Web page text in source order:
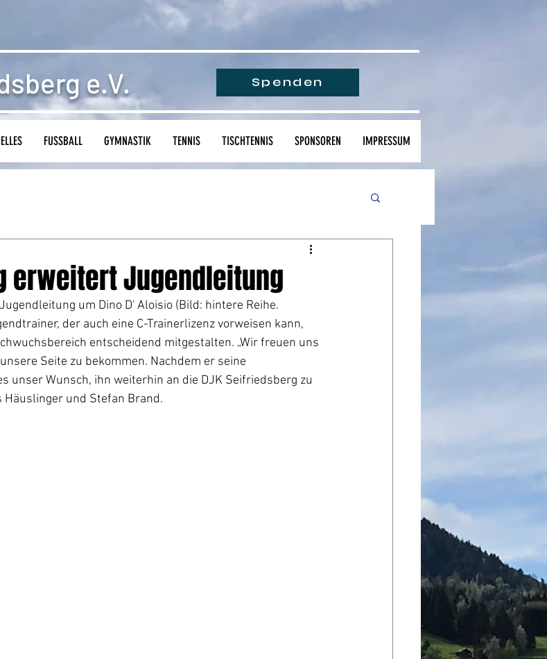
e.V. Spenden
FUSSBALL GYMNASTIK TENNIS TISCHTENNIS SPONSOREN IMPRESSUM
erweitert Jugendleitung
um Dino D' Aloisio (Bild: hintere Reihe.
der auch eine C-Trainerlizenz vorweisen kann,
entscheidend mitgestalten. „Wir freuen uns
Seite zu bekommen. Nachdem er seine
unser Wunsch, ihn weiterhin an die DJK Seifriedsberg zu
Häuslinger und Stefan Brand.